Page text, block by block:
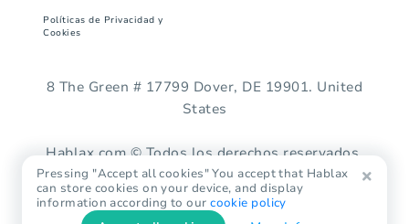
Políticas de Privacidad y
Cookies
8 The Green # 17799 Dover, DE 19901. United
States
Hablax.com © Todos los derechos reservados.
Pressing "Accept all cookies" You accept that Hablax
can store cookies on your device, and display
information according to ourcookie policy